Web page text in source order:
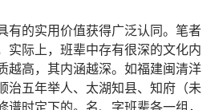
有的实用价值获得广泛认同。笔者
实际上，班辈中存有很深的文化内
越高，其内涵越深。如福建闽清洋
治五年举人、太湖知县、知府（未
谱时定下的。名、字班辈各一组，